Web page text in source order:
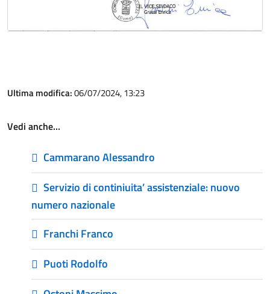
Ultima modifica:06/07/2024, 13:23
Vedi anche…
Cammarano Alessandro
Servizio di continiuita’ assistenziale: nuovo
numero nazionale
Franchi Franco
Puoti Rodolfo